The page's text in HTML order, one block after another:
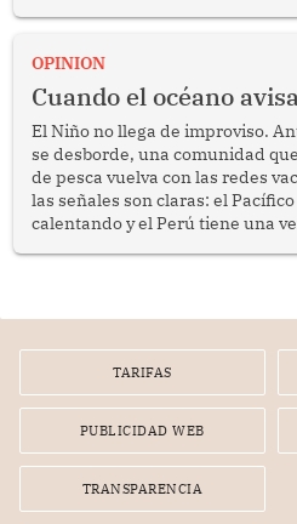
OPINION
Cuando el océano avisa
El Niño no llega de improviso.
se desborde, una comunidad
de pesca vuelva con las redes
las señales son claras: el
calentando y el Perú tiene una
TARIFAS
PUBLICIDAD WEB
TRANSPARENCIA